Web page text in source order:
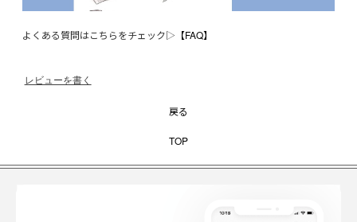
よくある質問はこちらをチェック▷ 【FAQ】
レビューを書く
戻る
TOP